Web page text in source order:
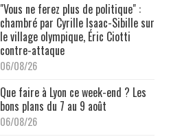
"Vous ne ferez plus de politique" :
chambré par Cyrille Isaac-Sibille sur
le village olympique, Éric Ciotti
contre-attaque
06/08/26
Que faire à Lyon ce week-end ? Les
bons plans du 7 au 9 août
06/08/26